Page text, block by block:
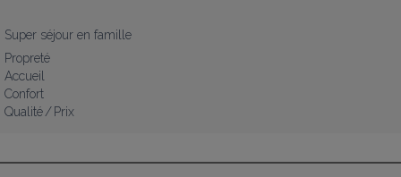
Super séjour en famille
Propreté
Accueil
Confort
Qualité / Prix